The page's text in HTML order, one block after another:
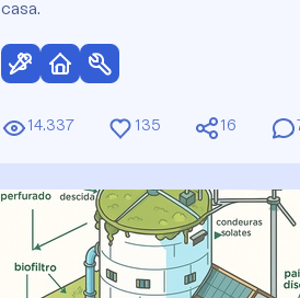
casa.
14.337 135 16